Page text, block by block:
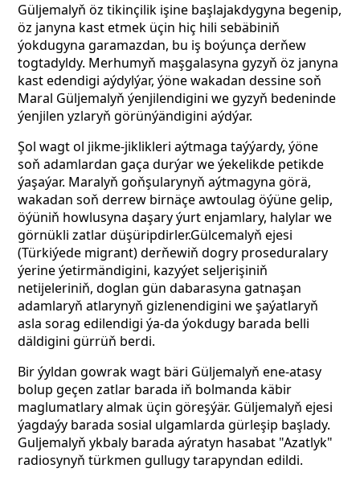
Güljemalyň öz tikinçilik işine başlajakdygyna begenip,
öz janyna kast etmek üçin hiç hili sebäbiniň
ýokdugyna garamazdan, bu iş boýunça derňew
togtadyldy. Merhumyň maşgalasyna gyzyň öz janyna
kast edendigi aýdylýar, ýöne wakadan dessine soň
Maral Güljemalyň ýenjilendigini we gyzyň bedeninde
ýenjilen yzlaryň görünýändigini aýdýar.
Şol wagt ol jikme-jiklikleri aýtmaga taýýardy, ýöne
soň adamlardan gaça durýar we ýekelikde petikde
ýaşaýar. Maralyň goňşularynyň aýtmagyna görä,
wakadan soň derrew birnäçe awtoulag öýüne gelip,
öýüniň howlusyna daşary ýurt enjamlary, halylar we
görnükli zatlar düşüripdirler.Gülcemalyň ejesi
(Türkiýede migrant) derňewiň dogry proseduralary
ýerine ýetirmändigini, kazyýet seljerişiniň
netijeleriniň, doglan gün dabarasyna gatnaşan
adamlaryň atlarynyň gizlenendigini we şaýatlaryň
asla sorag edilendigi ýa-da ýokdugy barada belli
däldigini gürrüň berdi.
Bir ýyldan gowrak wagt bäri Güljemalyň ene-atasy
bolup geçen zatlar barada iň bolmanda käbir
maglumatlary almak üçin göreşýär. Güljemalyň ejesi
ýagdaýy barada sosial ulgamlarda gürleşip başlady.
Guljemalyň ykbaly barada aýratyn hasabat "Azatlyk"
radiosynyň türkmen gullugy tarapyndan edildi.